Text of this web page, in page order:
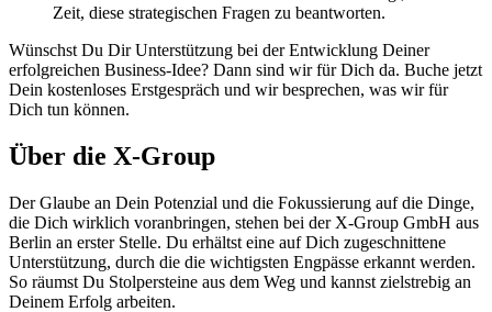
Zeit, diese strategischen Fragen zu beantworten.
Wünschst Du Dir Unterstützung bei der Entwicklung Deiner
erfolgreichen Business-Idee? Dann sind wir für Dich da. Buche jetzt
Dein kostenloses Erstgespräch und wir besprechen, was wir für
Dich tun können.
Über die X-Group
Der Glaube an Dein Potenzial und die Fokussierung auf die Dinge,
die Dich wirklich voranbringen, stehen bei der X-Group GmbH aus
Berlin an erster Stelle. Du erhältst eine auf Dich zugeschnittene
Unterstützung, durch die die wichtigsten Engpässe erkannt werden.
So räumst Du Stolpersteine aus dem Weg und kannst zielstrebig an
Deinem Erfolg arbeiten.